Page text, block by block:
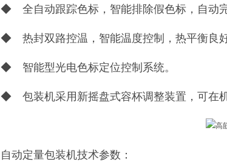
◆ 全自动跟踪色标，智能排除假色标，自动完
◆ 热封双路控温，智能温度控制，热平衡良
◆ 智能型光电色标定位控制系统。
◆ 包装机采用新摇盘式容杯调整装置，可在
自动定量包装机技术参数：